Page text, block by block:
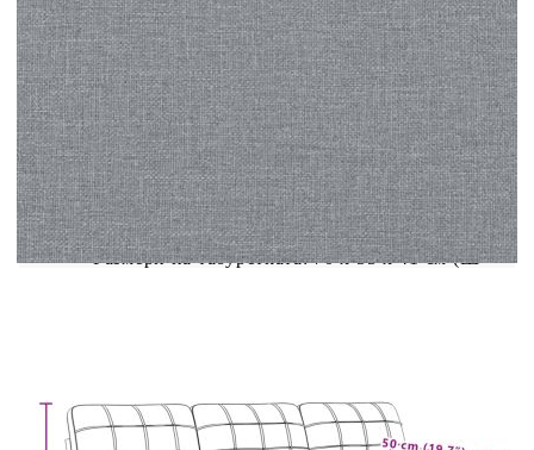
Общи размери: 157 x 77 x 80 см (Ш x Д x
В)
Размери на седалката: 140 x 50 см (Ш x Д)
3-местен диван:
Общи размери: 226 x 77 x 80 см (Ш x Д x
В)
Размери на седалката: 210 x 50 см (Ш x Д)
Размери на табуретката: 70 x 55 x 41 см (Ш
1 х 2-местен диван